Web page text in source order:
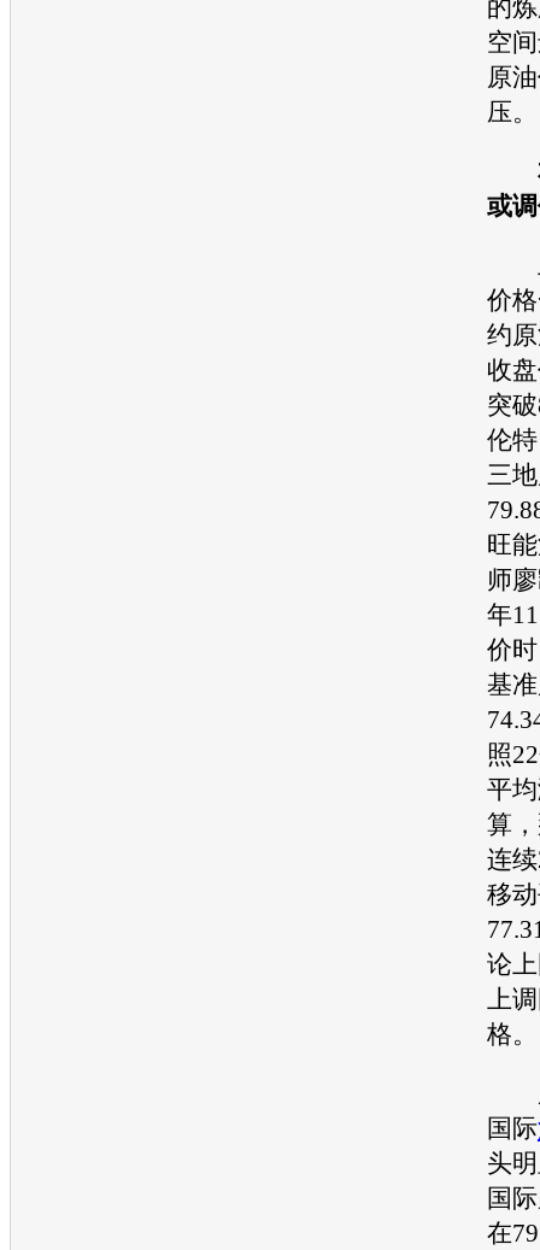
的
空
原
压。
本
或
上
价
约
收
突
伦
三
旺
师
年
价
基
照
平
算
连
移
论
上
格。
国际
头
国
在